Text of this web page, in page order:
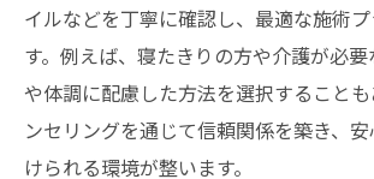
イルなどを丁寧に確認し、最適な施術
す。例えば、寝たきりの方や介護が必
や体調に配慮した方法を選択すること
ンセリングを通じて信頼関係を築き、
けられる環境が整います。